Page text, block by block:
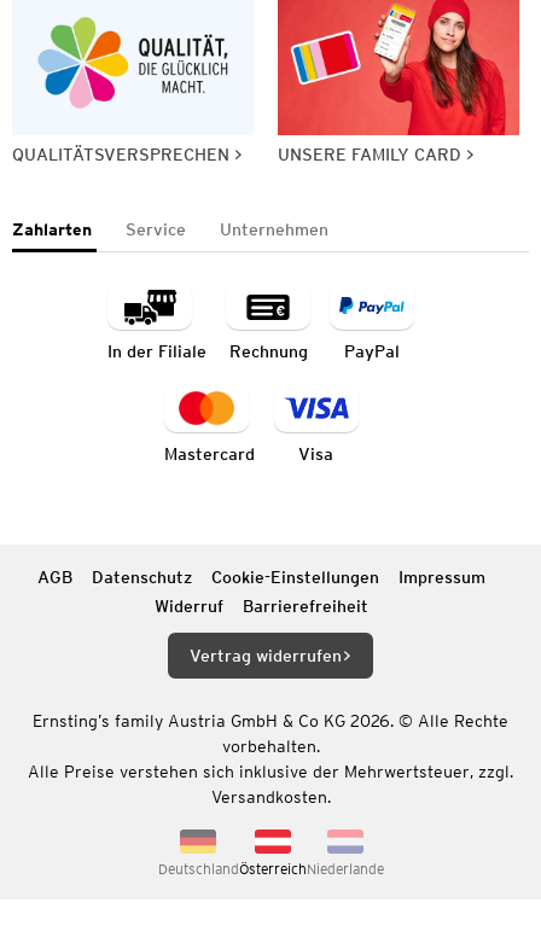
QUALITÄTSVERSPRECHEN UNSERE FAMILY CARD
Zahlarten Service Unternehmen
In der Filiale Rechnung PayPal
Mastercard Visa
AGB Datenschutz Cookie-Einstellungen
Impressum
Widerruf
Barrierefreiheit
Vertrag widerrufen
Ernsting’s family Austria GmbH & Co KG 2026. © Alle Rechte
vorbehalten.
Alle Preise verstehen sich inklusive der Mehrwertsteuer, zzgl.
Versandkosten.
DeutschlandÖsterreichNiederlande